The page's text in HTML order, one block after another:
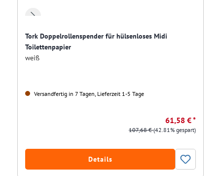
Tork Doppelrollenspender für hülsenloses Midi
Toilettenpapier
weiß
Versandfertig in 7 Tagen, Lieferzeit 1-5 Tage
61,58 € *
107,68 €(42.81% gespart)
Details